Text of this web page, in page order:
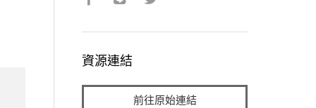
資源連結
前往原始連結